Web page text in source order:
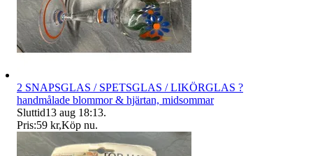
2 SNAPSGLAS / SPETSGLAS / LIKÖRGLAS ?
handmålade blommor & hjärtan, midsommar
Sluttid13 aug 18:13.
Pris:59 kr,Köp nu.